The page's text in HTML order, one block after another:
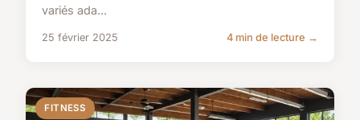
variés ada...
25 février 2025 4 min de lecture →
FITNESS